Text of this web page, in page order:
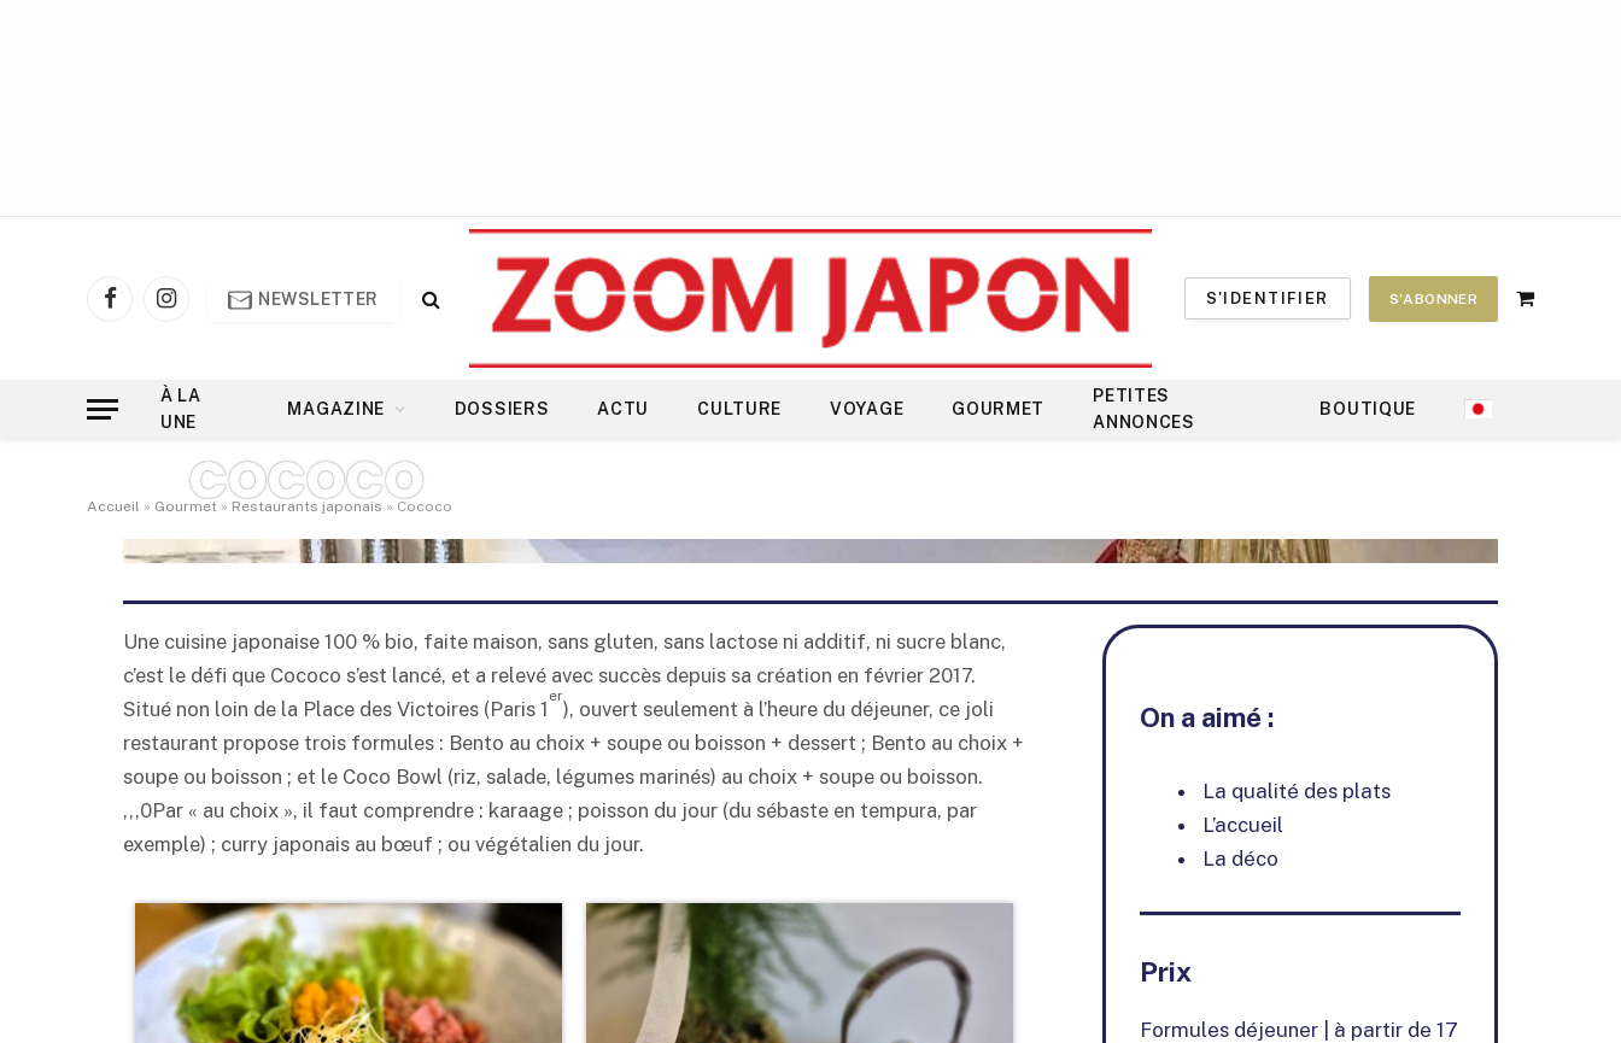
FacebookInstagram
NEWSLETTER S'IDENTIFIER S'ABONNER
Shopping
À LA
UNE
MAGAZINE DOSSIERS ACTU CULTURE VOYAGE GOURMET
PETITES
ANNONCES
BOUTIQUE
Accueil » Gourmet » Restaurants japonais » Cococo
COCOCO
Une cuisine japonaise 100 % bio, faite maison, sans gluten, sans lactose ni additif, ni sucre blanc,
c’est le défi que Cococo s’est lancé, et a relevé avec succès depuis sa création en février 2017.
Situé non loin de la Place des Victoires (Paris 1
er
), ouvert seulement à l’heure du déjeuner, ce joli
restaurant propose trois formules : Bento au choix + soupe ou boisson + dessert ; Bento au choix +
soupe ou boisson ; et le Coco Bowl (riz, salade, légumes marinés) au choix + soupe ou boisson.
,,,0Par « au choix », il faut comprendre : karaage ; poisson du jour (du sébaste en tempura, par
exemple) ; curry japonais au bœuf ; ou végétalien du jour.
On a aimé :
La qualité des plats
L’accueil
La déco
Prix
Formules déjeuner | à partir de 17